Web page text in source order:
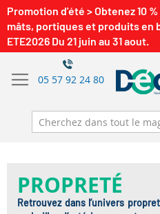
Promotion d'été > Obtenez 10
mâts, portiques et produits en
ETE2026 Du 21 juin au 31 aout.
05 57 92 24 80
PROPRETÉ
Retrouvez dans l’univers